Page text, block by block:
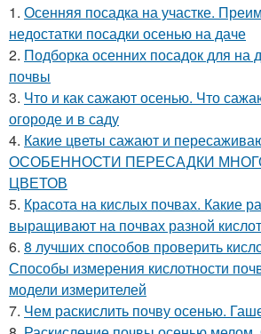
1. Осенняя посадка на участке.
недостатки посадки осенью на даче
2. Подборка осенних посадок для на
почвы
3. Что и как сажают осенью. Что
огороде и в саду
4. Какие цветы сажают и
ОСОБЕННОСТИ ПЕРЕСАДКИ
ЦВЕТОВ
5. Красота на кислых почвах. Какие
выращивают на почвах разной
6. 8 лучших способов проверить
Способы измерения кислотности
модели измерителей
7. Чем раскислить почву осенью.